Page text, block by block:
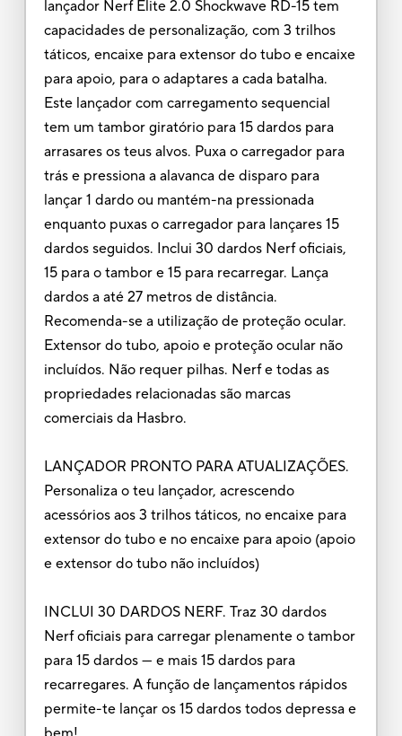
lançador Nerf Elite 2.0 Shockwave RD-15 tem
capacidades de personalização, com 3 trilhos
táticos, encaixe para extensor do tubo e encaixe
para apoio, para o adaptares a cada batalha.
Este lançador com carregamento sequencial
tem um tambor giratório para 15 dardos para
arrasares os teus alvos. Puxa o carregador para
trás e pressiona a alavanca de disparo para
lançar 1 dardo ou mantém-na pressionada
enquanto puxas o carregador para lançares 15
dardos seguidos. Inclui 30 dardos Nerf oficiais,
15 para o tambor e 15 para recarregar. Lança
dardos a até 27 metros de distância.
Recomenda-se a utilização de proteção ocular.
Extensor do tubo, apoio e proteção ocular não
incluídos. Não requer pilhas. Nerf e todas as
propriedades relacionadas são marcas
comerciais da Hasbro.
LANÇADOR PRONTO PARA ATUALIZAÇÕES.
Personaliza o teu lançador, acrescendo
acessórios aos 3 trilhos táticos, no encaixe para
extensor do tubo e no encaixe para apoio (apoio
e extensor do tubo não incluídos)
INCLUI 30 DARDOS NERF. Traz 30 dardos
Nerf oficiais para carregar plenamente o tambor
para 15 dardos — e mais 15 dardos para
recarregares. A função de lançamentos rápidos
permite-te lançar os 15 dardos todos depressa e